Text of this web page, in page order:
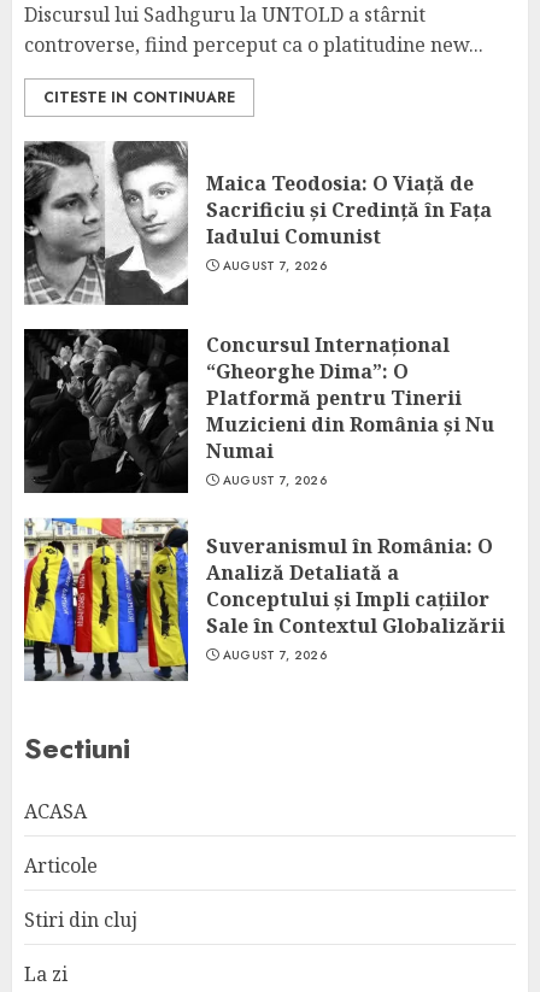
Discursul lui Sadhguru la UNTOLD a stârnit
controverse, fiind perceput ca o platitudine new...
CITESTE IN CONTINUARE
Maica Teodosia: O Viață de
Sacrificiu și Credință în Fața
Iadului Comunist
AUGUST 7, 2026
Concursul Internațional
“Gheorghe Dima”: O
Platformă pentru Tinerii
Muzicieni din România și Nu
Numai
AUGUST 7, 2026
Suveranismul în România: O
Analiză Detaliată a
Conceptului și Impli cațiilor
Sale în Contextul Globalizării
AUGUST 7, 2026
Sectiuni
ACASA
Articole
Stiri din cluj
La zi